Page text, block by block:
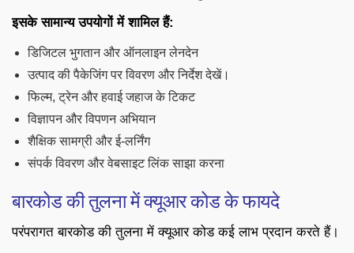
इसके सामान्य उपयोगों में शामिल हैं:
डिजिटल भुगतान और ऑनलाइन लेनदेन
उत्पाद की पैकेजिंग पर विवरण और निर्देश देखें।
फिल्म, ट्रेन और हवाई जहाज के टिकट
विज्ञापन और विपणन अभियान
शैक्षिक सामग्री और ई-लर्निंग
संपर्क विवरण और वेबसाइट लिंक साझा करना
बारकोड की तुलना में क्यूआर कोड के फायदे
परंपरागत बारकोड की तुलना में क्यूआर कोड कई लाभ प्रदान करते हैं।